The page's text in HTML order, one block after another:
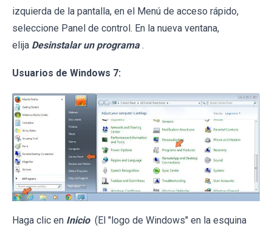
izquierda de la pantalla, en el Menú de acceso rápido,
seleccione Panel de control. En la nueva ventana,
elija Desinstalar un programa .
Usuarios de Windows 7:
Haga clic en Inicio (El "logo de Windows" en la esquina